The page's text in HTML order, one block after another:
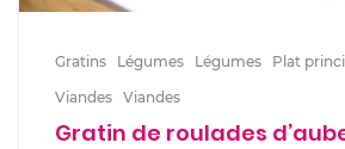
Gratins Légumes Légumes Plat
Viandes Viandes
Gratin de roulades